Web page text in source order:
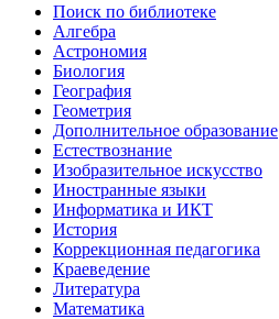
Поиск по библиотеке
Алгебра
Астрономия
Биология
География
Геометрия
Дополнительное образование
Естествознание
Изобразительное искусство
Иностранные языки
Информатика и ИКТ
История
Коррекционная педагогика
Краеведение
Литература
Математика